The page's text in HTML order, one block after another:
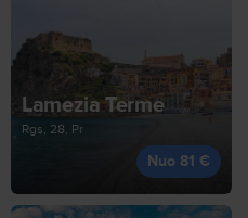
Lamezia Terme
Rgs, 28, Pr
Nuo 81 €